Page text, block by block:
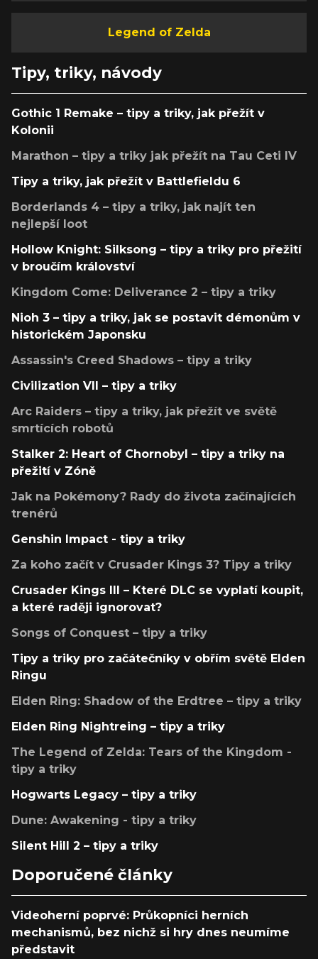
Legend of Zelda
Tipy, triky, návody
Gothic 1 Remake – tipy a triky, jak přežít v
Kolonii
Marathon – tipy a triky jak přežít na Tau Ceti IV
Tipy a triky, jak přežít v Battlefieldu 6
Borderlands 4 – tipy a triky, jak najít ten
nejlepší loot
Hollow Knight: Silksong – tipy a triky pro přežití
v broučím království
Kingdom Come: Deliverance 2 – tipy a triky
Nioh 3 – tipy a triky, jak se postavit démonům v
historickém Japonsku
Assassin's Creed Shadows – tipy a triky
Civilization VII – tipy a triky
Arc Raiders – tipy a triky, jak přežít ve světě
smrtících robotů
Stalker 2: Heart of Chornobyl – tipy a triky na
přežití v Zóně
Jak na Pokémony? Rady do života začínajících
trenérů
Genshin Impact - tipy a triky
Za koho začít v Crusader Kings 3? Tipy a triky
Crusader Kings III – Které DLC se vyplatí koupit,
a které raději ignorovat?
Songs of Conquest – tipy a triky
Tipy a triky pro začátečníky v obřím světě Elden
Ringu
Elden Ring: Shadow of the Erdtree – tipy a triky
Elden Ring Nightreing – tipy a triky
The Legend of Zelda: Tears of the Kingdom -
tipy a triky
Hogwarts Legacy – tipy a triky
Dune: Awakening - tipy a triky
Silent Hill 2 – tipy a triky
Doporučené články
Videoherní poprvé: Průkopníci herních
mechanismů, bez nichž si hry dnes neumíme
představit